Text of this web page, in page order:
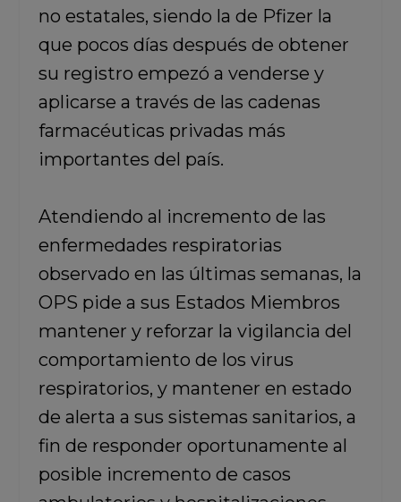
no estatales, siendo la de Pfizer la
que pocos días después de obtener
su registro empezó a venderse y
aplicarse a través de las cadenas
farmacéuticas privadas más
importantes del país.
Atendiendo al incremento de las
enfermedades respiratorias
observado en las últimas semanas, la
OPS pide a sus Estados Miembros
mantener y reforzar la vigilancia del
comportamiento de los virus
respiratorios, y mantener en estado
de alerta a sus sistemas sanitarios, a
fin de responder oportunamente al
posible incremento de casos